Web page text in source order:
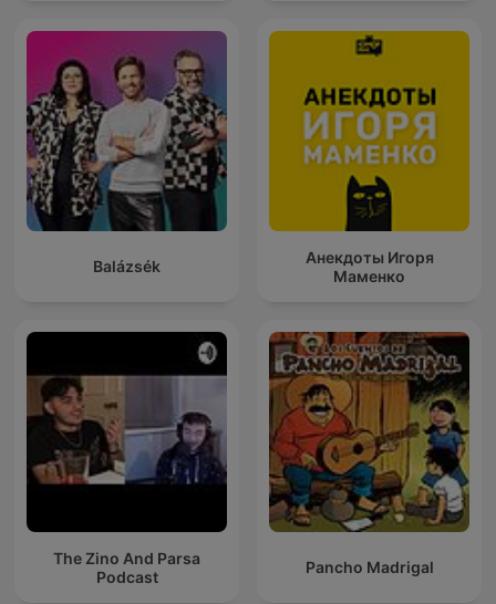
Balázsék
Анекдоты Игоря
Маменко
The Zino And Parsa
Podcast
Pancho Madrigal